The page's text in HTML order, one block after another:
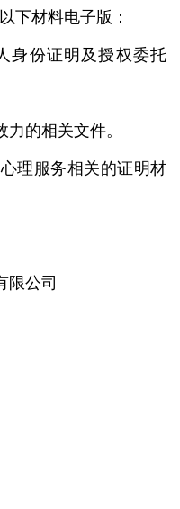
下材料电子版：
份证明及授权委托
的相关文件。
服务相关的证明材
公司